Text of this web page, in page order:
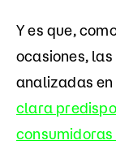
Y es que,
ocasiones,
analizadas
clara